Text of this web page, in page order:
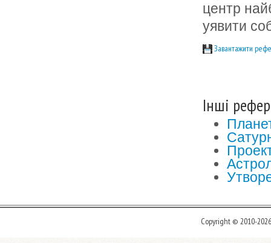
центр
уявити
Завантажити
Інші
Copyright © 2010-